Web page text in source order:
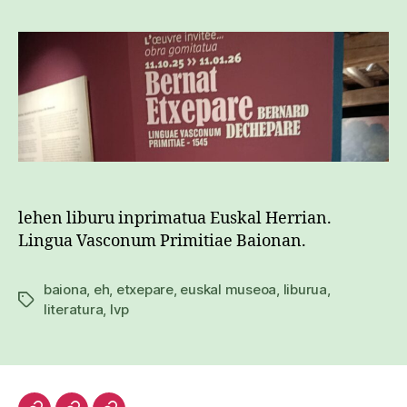
lehen liburu inprimatua Euskal Herrian.
Lingua Vasconum Primitiae Baionan.
Etiketak
baiona, eh, etxepare, euskal museoa, liburua,
literatura, lvp